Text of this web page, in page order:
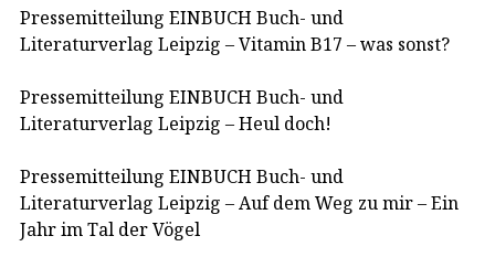
Pressemitteilung EINBUCH Buch- und
Literaturverlag Leipzig – Vitamin B17 – was sonst?
Pressemitteilung EINBUCH Buch- und
Literaturverlag Leipzig – Heul doch!
Pressemitteilung EINBUCH Buch- und
Literaturverlag Leipzig – Auf dem Weg zu mir – Ein
Jahr im Tal der Vögel